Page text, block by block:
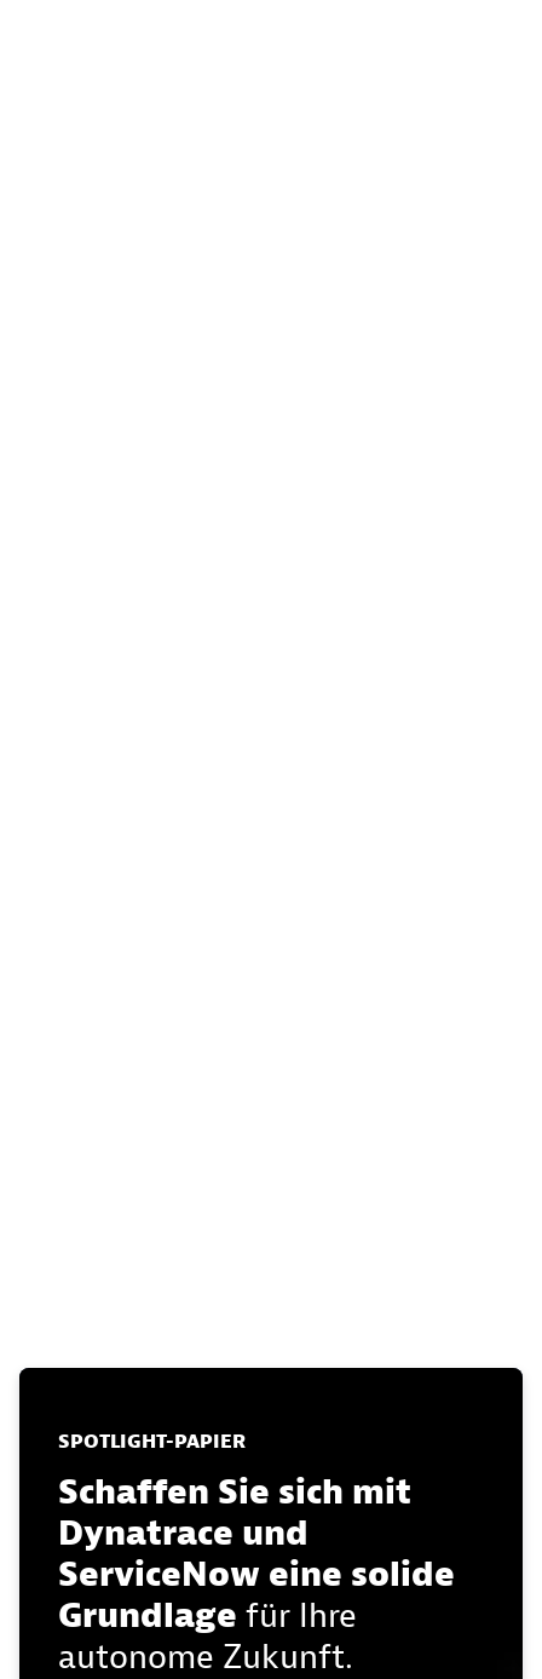
SPOTLIGHT-PAPIER
Schaffen Sie sich mit
Dynatrace und
ServiceNow eine solide
Grundlage für Ihre
autonome Zukunft.